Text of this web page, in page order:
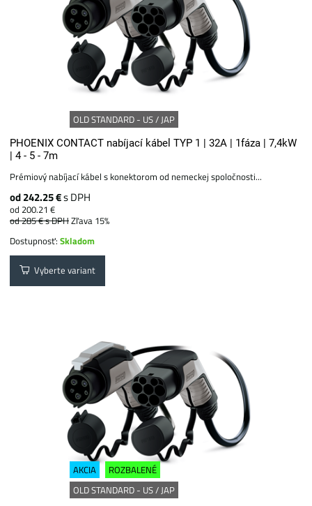
OLD STANDARD - US / JAP
PHOENIX CONTACT nabíjací kábel TYP 1 | 32A | 1fáza | 7,4kW
| 4 - 5 - 7m
Prémiový nabíjací kábel s konektorom od nemeckej spoločnosti...
od 242.25 €s DPH
od 200.21 €
od 285 €s DPHZľava 15%
Dostupnosť:Skladom
Vyberte variant
AKCIA
ROZBALENÉ
OLD STANDARD - US / JAP